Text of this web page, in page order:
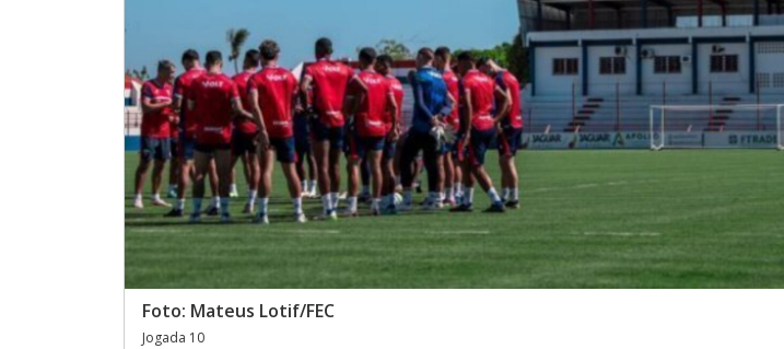
Foto: Mateus Lotif/FEC
Jogada 10